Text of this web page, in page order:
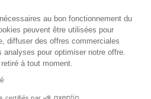
au bon fonctionnement du
peuvent être utilisées pour
diffuser des offres commerciales
analyses pour optimiser notre offre.
à tout moment.
certifiés par